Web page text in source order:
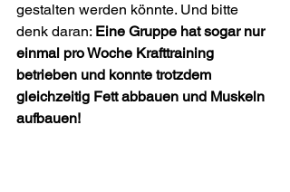
gestalten werden könnte. Und bitte
denk daran: Eine Gruppe hat sogar nur
einmal pro Woche Krafttraining
betrieben und konnte trotzdem
gleichzeitig Fett abbauen und Muskeln
aufbauen!